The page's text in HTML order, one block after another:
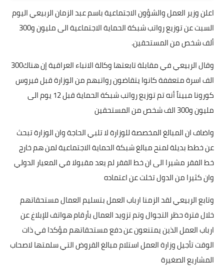
اعلن وزير العمل والشؤون الاجتماعية باسم عبد الزمان الربيعي اليوم
السبت عن توزيع رواتب شبكة الحماية الاجتماعية الى مليون و300
ألف شخص من المستحقين.
وقال الربيعي في مقابلة تابعتها وكالة الانباء العراقية إن هناك300
الف اسرة متعففة كانوا يتقاضون رواتبهم من الوزارة قبل فيروس
كورونا مبيناً أنه تم توزيع رواتب شبكة الحماية قبل 12 يوم الى
مليون و300 الف شخص من المستحقين
واضاف ان المبالغ المخصصة للوزارة لا تلبي الحاجة وان الوزارة تبحث
عن خطط بديلة لمنح مبالغ شبكة الحماية الاجتماعية لمن هم خارج
خط الفقر مشيرا الى ان خط الفقر لم يعد مقبولا في المعيار الدولي
وان كثيرا من الدول تخلت عن اعتماده
وتابع الربيعي لقد الزمنا ارباب العمل بتسليم العمال مستحقاتهم
خلال فترة حظر التجوال وتم تزويد العمال بأرقام هواتف للإبلاغ عن
ارباب العمل الذين يمتنعون عن دفع مستحقاتهم مؤكدا في ذات
الوقت تأجيل وزارة العمل استلام مبالغ القروض التي سلمتها لاصحاب
المشاريع الصغيرة